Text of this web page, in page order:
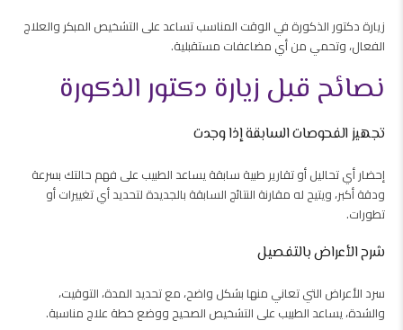
زيارة دكتور الذكورة في الوقت المناسب تساعد على التشخيص المبكر والعلاج
الفعال، وتحمي من أي مضاعفات مستقبلية.
نصائح قبل زيارة دكتور الذكورة
تجهيز الفحوصات السابقة إذا وجدت
إحضار أي تحاليل أو تقارير طبية سابقة يساعد الطبيب على فهم حالتك بسرعة
ودقة أكبر، ويتيح له مقارنة النتائج السابقة بالجديدة لتحديد أي تغييرات أو
تطورات.
شرح الأعراض بالتفصيل
سرد الأعراض التي تعاني منها بشكل واضح، مع تحديد المدة، التوقيت،
والشدة، يساعد الطبيب على التشخيص الصحيح ووضع خطة علاج مناسبة.